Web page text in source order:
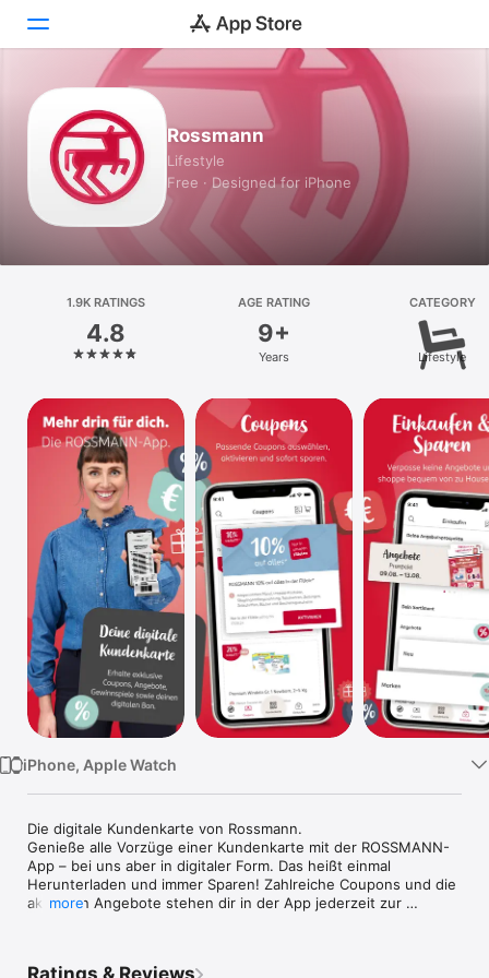
Today
Games
Apps
Platform
iPhone
iPad
Mac
TV
Rossmann
Lifestyle
Free · Designed for iPhone
1.9K RATINGS
4.8
AGE RATING
9+
Years
CATEGORY
Lifestyle
iPhone, Apple Watch
Die digitale Kundenkarte von Rossmann.
Genieße alle Vorzüge einer Kundenkarte mit der ROSSMANN-
App – bei uns aber in digitaler Form. Das heißt einmal
Herunterladen und immer Sparen! Zahlreiche Coupons und die
aktuellen Angebote stehen dir in der App jederzeit zur
more
Ratings & Reviews